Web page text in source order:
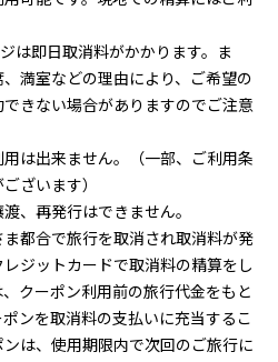
は即日取消料がかかります。ま
満室などの理由により、ご希望の
きない場合がありますのでご注意
は出来ません。（一部、ご利用条
ざいます）
、再発行はできません。
都合で旅行を取消され取消料が発
ジットカードで取消料の精算をし
クーポン利用前の旅行代金をもと
ンを取消料の支払いに充当するこ
は、使用期限内で次回のご旅行に